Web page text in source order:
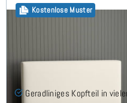
Kostenlose Muster
Arminius
Geradliniges Kopfteil in